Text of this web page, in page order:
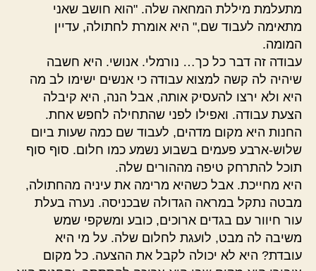
מתעלמת מיללת המחאה שלה. "הוא חושב שאני
מתאימה לעבוד שם," היא אומרת לחתולה, עדיין
המומה.
עבודה זה דבר כל כך… נורמלי. אנושי. היא חשבה
שיהיה לה קשה למצוא עבודה כי אנשים ישימו לב מה
היא ולא ירצו להעסיק אותה, אבל הנה, היא קיבלה
הצעת עבודה. ואפילו לפני שהתחילה לחפש אחת.
החנות היא מקום מדהים, לעבוד שם כמה שעות ביום
שלוש-ארבע פעמים בשבוע נשמע כמו חלום. סוף סוף
תוכל להתרחק טיפה מההורים שלה.
היא מחייכת. אבל כשהיא מרימה את עיניה מהחתולה,
מבטה נתקל במראה הגדולה שבכניסה. נערה בעלת
עור חיוור עם בגדים ארוכים, כובע ומשקפי שמש
משיבה לה מבט, לועגת לחלום שלה. על מי היא
עובדת? היא לא יכולה לקבל את ההצעה. כל מקום